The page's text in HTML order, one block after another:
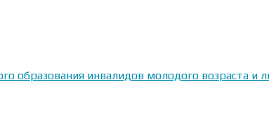
образования инвалидов молодого возраста